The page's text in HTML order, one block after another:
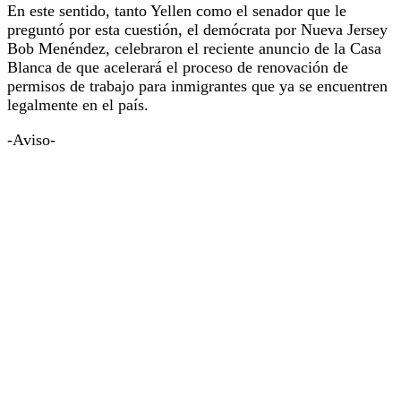
En este sentido, tanto Yellen como el senador que le
preguntó por esta cuestión, el demócrata por Nueva Jersey
Bob Menéndez, celebraron el reciente anuncio de la Casa
Blanca de que acelerará el proceso de renovación de
permisos de trabajo para inmigrantes que ya se encuentren
legalmente en el país.
-Aviso-